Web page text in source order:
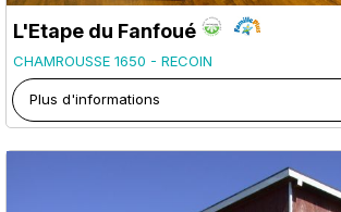
L'Etape du Fanfoué
CHAMROUSSE 1650 - RECOIN
Plus d'informations